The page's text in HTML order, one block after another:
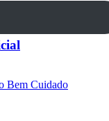
Bem Cuidado